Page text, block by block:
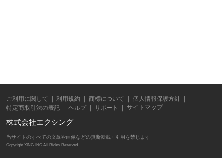
ご利用に関して 利用規約 商標について
個人情報保護方針
特定商取引法の表記
ヘルプ サポート サイトマップ
株式会社エクシング
当サイトのすべての文章や画像などの無断転載・引用を禁じます
Copyright XING INC.All Rights Reserved.